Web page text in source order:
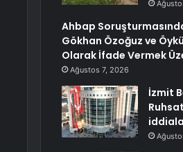
Ahbap
Gökhan Özoğuz ve
Olarak İfade Vermek
Ağustos 7, 2026
İzmit